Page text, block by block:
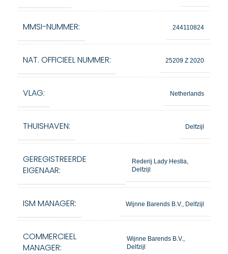
MMSI-NUMMER: 244110824
NAT. OFFICIEEL NUMMER: 25209 Z 2020
VLAG: Netherlands
THUISHAVEN: Delfzijl
GEREGISTREERDE
EIGENAAR:
Rederij Lady Hestia,
Delfzijl
ISM MANAGER: Wijnne Barends B.V., Delfzijl
COMMERCIEEL
MANAGER:
Wijnne Barends B.V.,
Delfzijl